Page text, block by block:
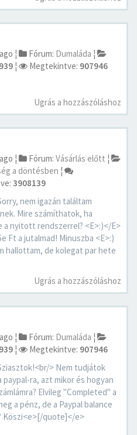
¦ Fórum: Dumaláda ¦
939 ¦ Megtekintve: 907946
Ugrás a hozzászóláshoz
¦ Fórum: Vásárlás előtt ¦
a döntésben ¦
3908139
nem igazán találtam
Mire számíthatok, ha
nyitott rendszerrel? <E>:)</E>
Ft a jutalmad! Minuszba <E>:)
hallottam, de kolegat par hete
Ugrás a hozzászóláshoz
¦ Fórum: Dumaláda ¦
939 ¦ Megtekintve: 907946
> Nem tudjátok
ra, azt mikor és hogyan
Elvileg "Completed" a
a pénz, de a Paypal balance
Köszi<e>[/quote]</e>